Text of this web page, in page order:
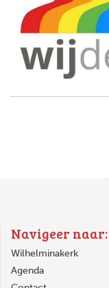
Navigeer naar:
Wilhelminakerk
Agenda